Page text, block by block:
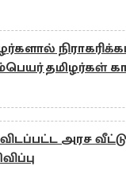
தமிழர்கள்
அரச